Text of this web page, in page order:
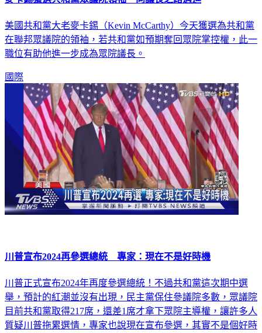
美國共和黨大老麥卡錫（Kevin McCarthy）今天獲選為共和黨
在聯邦眾議院的領袖，若共和黨如預期奪回眾院掌控權，此一
職位有助他進一步成為眾院議長。
國際
川普宣布2024再參選總統 專家：現在不是好時機
川普正式宣布2024年再度參選總統！不過共和黨這次期中選
舉，預計的紅潮並沒有出現，民主黨保住參議院多數，眾議院
目前共和黨取得217席，還差1席才拿下眾院主導權，讓許多人
質疑川普拖累選情，專家也說現在宣布參選，其實不是個好時